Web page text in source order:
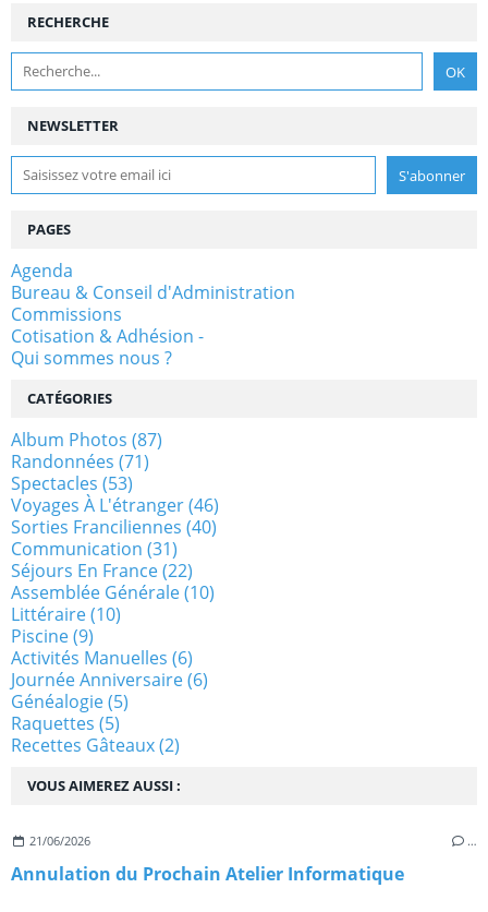
NEWSLETTER
RECHERCHE
VOUS AIMEREZ AUSSI :
21/06/2026 …
Annulation du Prochain Atelier Informatique
PAGES
Agenda
Bureau & Conseil d'Administration
Commissions
Cotisation & Adhésion -
Qui sommes nous ?
CATÉGORIES
Album Photos (87)
Randonnées (71)
Spectacles (53)
Voyages À L'étranger(46)
Sorties Franciliennes (40)
Communication (31)
Séjours En France(22)
Assemblée Générale(10)
Littéraire(10)
Piscine(9)
Activités Manuelles (6)
Journée Anniversaire(6)
Généalogie(5)
Raquettes (5)
Recettes Gâteaux(2)